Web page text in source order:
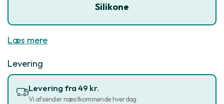
Silikone
Læs mere
Levering
Levering fra 49 kr.
Vi afsender næstkommende hverdag